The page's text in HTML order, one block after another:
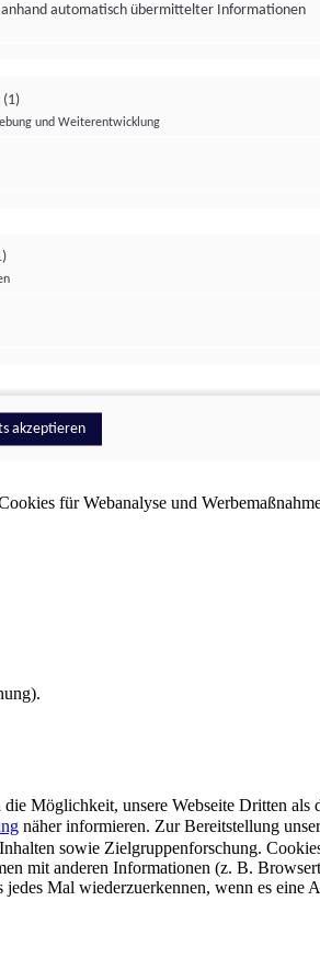
für Webanalyse und
Möglichkeit, unsere Webseite Dritten
näher informieren. Zur Bereitstellung
sowie Zielgruppenforschung.
mit anderen Informationen (z. B.
Mal wiederzuerkennen, wenn es
automatisch übermittelter Informationen
(1)
und Weiterentwicklung
akzeptieren